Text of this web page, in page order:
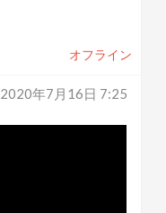
オフライン
2020年7月16日 7:25